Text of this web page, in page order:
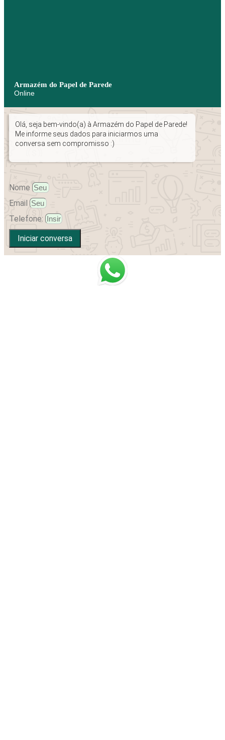
Armazém do Papel de Parede
Online
Olá, seja bem-vindo(a) à Armazém do Papel de Parede!
Me informe seus dados para iniciarmos uma
conversa sem compromisso :)
Nome
Email
Telefone:
Iniciar conversa